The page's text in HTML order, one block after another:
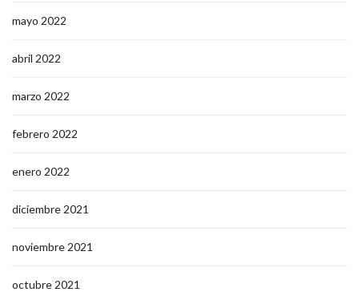
mayo 2022
abril 2022
marzo 2022
febrero 2022
enero 2022
diciembre 2021
noviembre 2021
octubre 2021